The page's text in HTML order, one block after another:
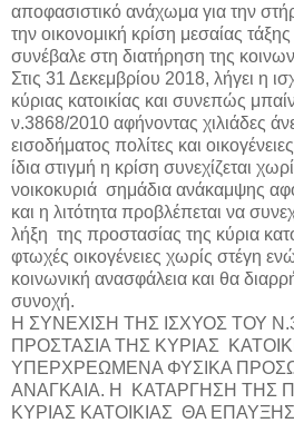
αποφασιστικό ανάχωμα για την
την οικονομική κρίση μεσαίας
συνέβαλε στη διατήρηση της
Στις 31 Δεκεμβρίου 2018, λήγει η
κύριας κατοικίας και συνεπώς
ν.3868/2010 αφήνοντας χιλιάδες
εισοδήματος πολίτες και
ίδια στιγμή η κρίση συνεχίζεται
νοικοκυριά σημάδια ανάκαμψης
και η λιτότητα προβλέπεται να
λήξη της προστασίας της κύρια
φτωχές οικογένειες χωρίς στέγη ενώ
κοινωνική ανασφάλεια και θα
συνοχή.
Η ΣΥΝΕΧΙΣΗ ΤΗΣ ΙΣΧΥΟΣ ΤΟΥ
ΠΡΟΣΤΑΣΙΑ ΤΗΣ ΚΥΡΙΑΣ
ΥΠΕΡΧΡΕΩΜΕΝΑ ΦΥΣΙΚΑ
ΑΝΑΓΚΑΙΑ. Η
ΚΑΤΑΡΓΗΣΗ ΤΗΣ
ΚΥΡΙΑΣ ΚΑΤΟΙΚΙΑΣ ΘΑ